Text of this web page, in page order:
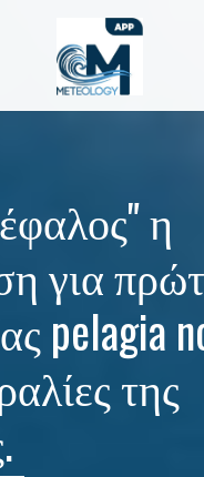
η
για
pelagia
της